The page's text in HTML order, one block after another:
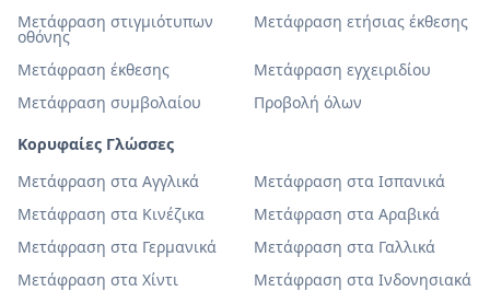
Μετάφραση στιγμιότυπων
οθόνης
Μετάφραση ετήσιας έκθεσης
Μετάφραση έκθεσης
Μετάφραση εγχειριδίου
Μετάφραση συμβολαίου
Προβολή όλων
Κορυφαίες Γλώσσες
Μετάφραση στα Αγγλικά
Μετάφραση στα Ισπανικά
Μετάφραση στα Κινέζικα
Μετάφραση στα Αραβικά
Μετάφραση στα Γερμανικά
Μετάφραση στα Γαλλικά
Μετάφραση στα Χίντι
Μετάφραση στα Ινδονησιακά